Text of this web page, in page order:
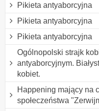
Pikieta antyaborcyjna
Pikieta antyaborcyjna
Pikieta antyaborcyjna
Ogólnopolski strajk
antyaborcyjnym.
kobiet.
Happening mający na
społeczeństwa